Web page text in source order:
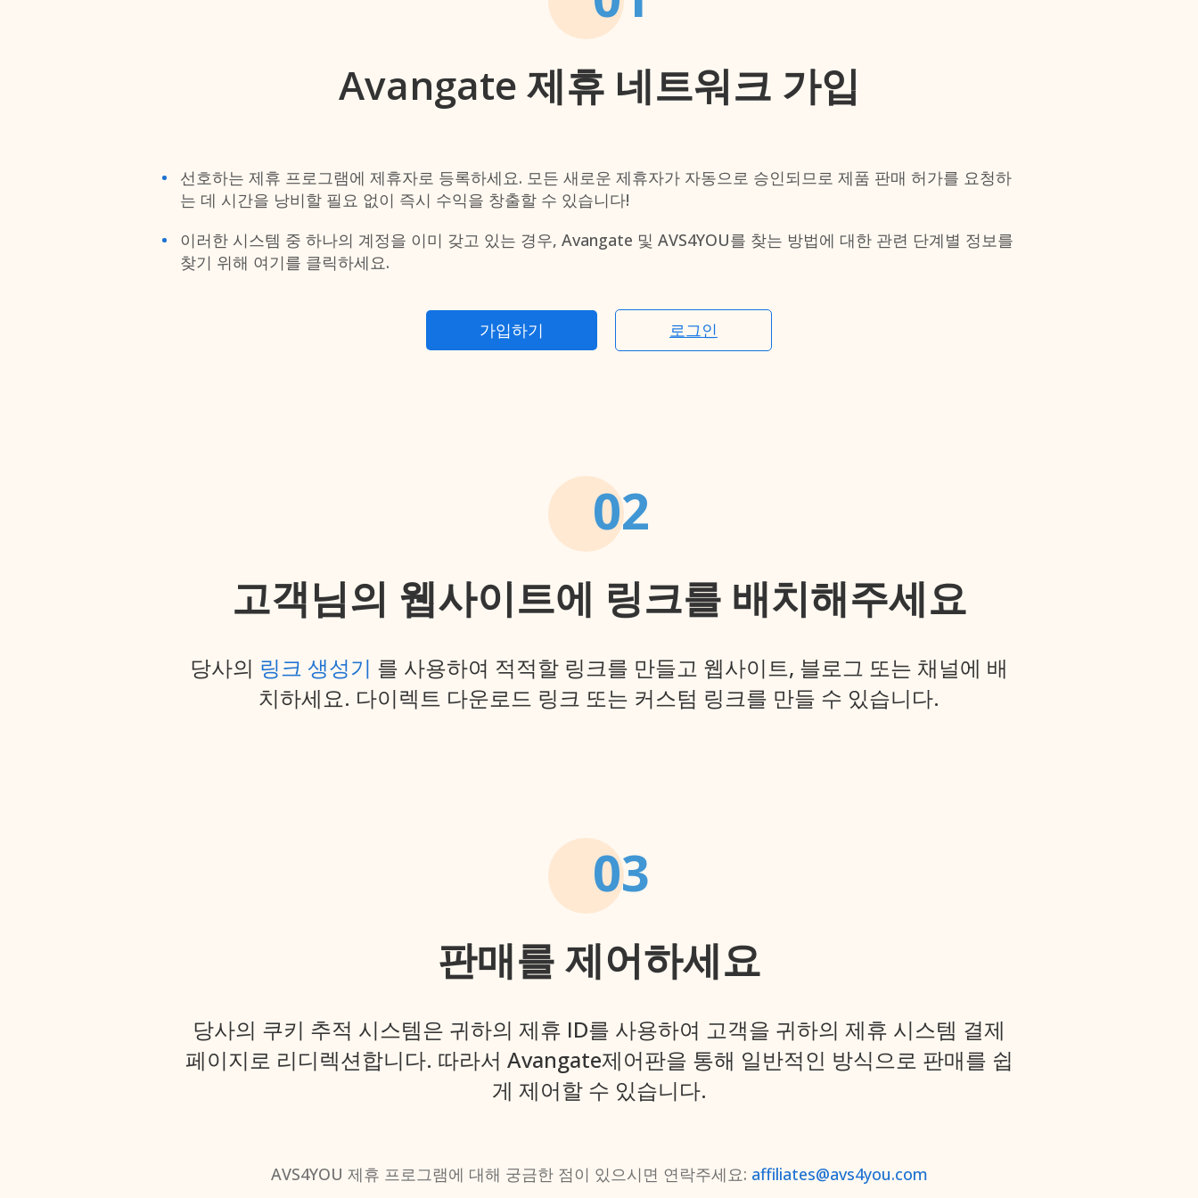
Avangate 제휴 네트워크 가입
선호하는 제휴 프로그램에 제휴자로 등록하세요. 모든 새로운 제휴자가 자동으로 승인되므로 제품 판매 허가를 요청하
는 데 시간을 낭비할 필요 없이 즉시 수익을 창출할 수 있습니다!
이러한 시스템 중 하나의 계정을 이미 갖고 있는 경우, Avangate 및 AVS4YOU를 찾는 방법에 대한 관련 단계별 정보를
찾기 위해 여기를 클릭하세요.
가입하기 로그인
02
고객님의 웹사이트에 링크를 배치해주세요
당사의 링크 생성기 를 사용하여 적적할 링크를 만들고 웹사이트, 블로그 또는 채널에 배
치하세요. 다이렉트 다운로드 링크 또는 커스텀 링크를 만들 수 있습니다.
03
판매를 제어하세요
당사의 쿠키 추적 시스템은 귀하의 제휴 ID를 사용하여 고객을 귀하의 제휴 시스템 결제
페이지로 리디렉션합니다. 따라서 Avangate제어판을 통해 일반적인 방식으로 판매를 쉽
게 제어할 수 있습니다.
AVS4YOU 제휴 프로그램에 대해 궁금한 점이 있으시면 연락주세요: affiliates@avs4you.com